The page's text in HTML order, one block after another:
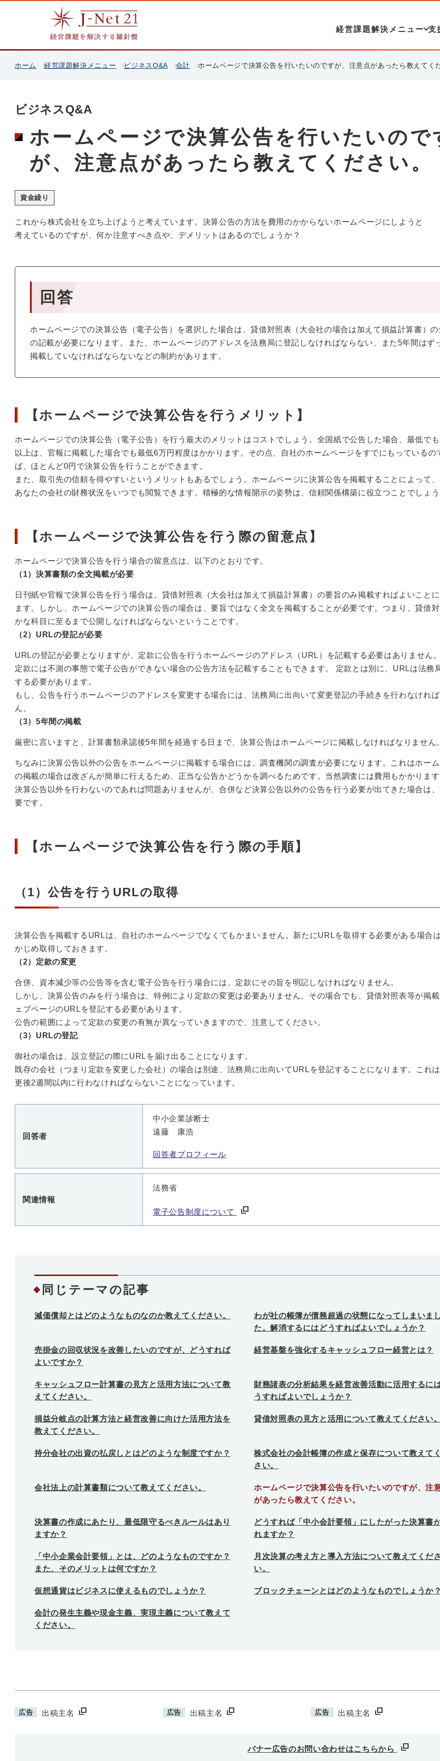
経営課題解決メニュー 支
ホーム 経営課題解決メニュー ビジネスQ&A 会計 ホームページで決算公告を行いたいのですが、注意点があったら教えてく
ビジネスQ&A
ホームページで決算公告を行いたいので
が、注意点があったら教えてください。
資金繰り
これから株式会社を立ち上げようと考えています。決算公告の方法を費用のかからないホームページにしようと
考えているのですが、何か注意すべき点や、デメリットはあるのでしょうか？
回答
ホームページでの決算公告（電子公告）を選択した場合は、貸借対照表（大会社の場合は加えて損益計算書）
の記載が必要になります。また、ホームページのアドレスを法務局に登記しなければならない、また5年間はず
掲載していなければならないなどの制約があります。
【ホームページで決算公告を行うメリット】
ホームページでの決算公告（電子公告）を行う最大のメリットはコストでしょう。全国紙で公告した場合、最低で
以上は、官報に掲載した場合でも最低6万円程度はかかります。その点、自社のホームページをすでにもっているの
ば、ほとんど0円で決算公告を行うことができます。
また、取引先の信頼を得やすいというメリットもあるでしょう。ホームページに決算公告を掲載することによって
あなたの会社の財務状況をいつでも閲覧できます。積極的な情報開示の姿勢は、信頼関係構築に役立つことでしょ
【ホームページで決算公告を行う際の留意点】
ホームページで決算公告を行う場合の留意点は、以下のとおりです。
（1）決算書類の全文掲載が必要
日刊紙や官報で決算公告を行う場合は、貸借対照表（大会社は加えて損益計算書）の要旨のみ掲載すればよいこと
ます。しかし、ホームページでの決算公告の場合は、要旨ではなく全文を掲載することが必要です。つまり、貸借
かな科目に至るまで公開しなければならないということです。
（2）URLの登記が必要
URLの登記が必要となりますが、定款に公告を行うホームページのアドレス（URL）を記載する必要はありません
定款には不測の事態で電子公告ができない場合の公告方法を記載することもできます。 定款とは別に、URLは法務
する必要があります。
もし、公告を行うホームページのアドレスを変更する場合には、法務局に出向いて変更登記の手続きを行わなけれ
ん。
（3）5年間の掲載
厳密に言いますと、計算書類承認後5年間を経過する日まで、決算公告はホームページに掲載しなければなりません
ちなみに決算公告以外の公告をホームページに掲載する場合には、調査機関の調査が必要になります。これはホー
の掲載の場合は改ざんが簡単に行えるため、正当な公告かどうかを調べるためです。当然調査には費用もかかりま
決算公告以外を行わないのであれば問題ありませんが、合併など決算公告以外の公告を行う必要が出てきた場合は
要です。
【ホームページで決算公告を行う際の手順】
（1）公告を行うURLの取得
決算公告を掲載するURLは、自社のホームページでなくてもかまいません。新たにURLを取得する必要がある場合
かじめ取得しておきます。
（2）定款の変更
合併、資本減少等の公告等を含む電子公告を行う場合には、定款にその旨を明記しなければなりません。
しかし、決算公告のみを行う場合は、特例により定款の変更は必要ありません。その場合でも、貸借対照表等が掲
ェブページのURLを登記する必要があります。
公告の範囲によって定款の変更の有無が異なっていきますので、注意してください。
（3）URLの登記
御社の場合は、設立登記の際にURLを届け出ることになります。
既存の会社（つまり定款を変更した会社）の場合は別途、法務局に出向いてURLを登記することになります。これ
更後2週間以内に行わなければならないことになっています。
回答者
中小企業診断士
遠藤 康浩
回答者プロフィール
関連情報
法務省
電子公告制度について
同じテーマの記事
減価償却とはどのようなものなのか教えてください。
わが社の帳簿が債務超過の状態になってしまいま
た。解消するにはどうすればよいでしょうか？
売掛金の回収状況を改善したいのですが、どうすれば
よいですか？
経営基盤を強化するキャッシュフロー経営とは？
キャッシュフロー計算書の見方と活用方法について教
えてください。
財務諸表の分析結果を経営改善活動に活用するに
うすればよいでしょうか？
損益分岐点の計算方法と経営改善に向けた活用方法を
教えてください。
貸借対照表の見方と活用について教えてください
持分会社の出資の払戻しとはどのような制度ですか？
株式会社の会計帳簿の作成と保存について教えて
さい。
会社法上の計算書類について教えてください。
ホームページで決算公告を行いたいのですが、注
があったら教えてください。
決算書の作成にあたり、最低限守るべきルールはあり
ますか？
どうすれば「中小会計要領」にしたがった決算書
れますか？
「中小企業会計要領」とは、どのようなものですか？
また、そのメリットは何ですか？
月次決算の考え方と導入方法について教えてくだ
い。
仮想通貨はビジネスに使えるものでしょうか？ ブロックチェーンとはどのようなものでしょうか
会計の発生主義や現金主義、実現主義について教えて
ください。
広告 出稿主名 広告 出稿主名 広告 出稿主名
バナー広告のお問い合わせはこちらから